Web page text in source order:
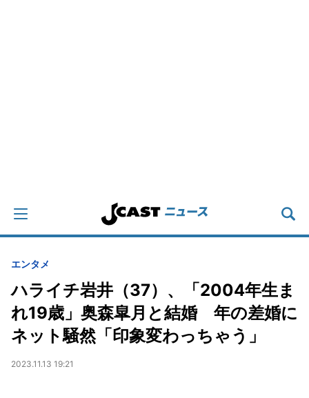
エンタメ
ハライチ岩井（37）、「2004年生ま
れ19歳」奥森皐月と結婚 年の差婚に
ネット騒然「印象変わっちゃう」
2023.11.13 19:21